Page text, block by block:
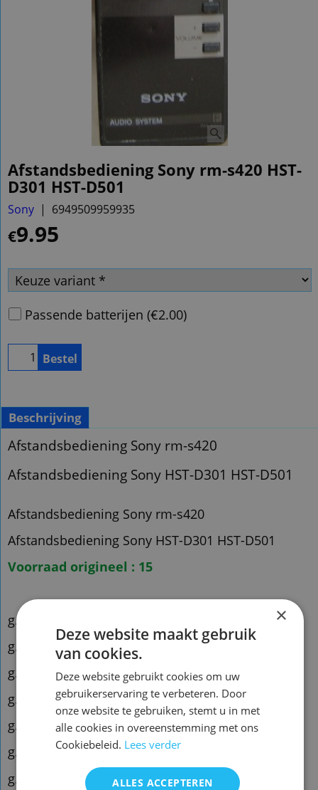
Afstandsbediening Sony rm-s420 HST-
D301 HST-D501
Sony 6949509959935
€9.95
Passende batterijen (€2.00)
Bestel
Beschrijving
Afstandsbediening Sony rm-s420
Afstandsbediening Sony HST-D301 HST-D501
Afstandsbediening Sony rm-s420
Afstandsbediening Sony HST-D301 HST-D501
Voorraad origineel : 15
g.qxx58
g.qxx72
g.qxx83
g.qmt66
g.qmt89
g.qght4 x2
g.qght2.zk
×
Deze website maakt gebruik
van cookies.
Deze website gebruikt cookies om uw
gebruikerservaring te verbeteren. Door
onze website te gebruiken, stemt u in met
alle cookies in overeenstemming met ons
Cookiebeleid. Lees verder
ALLES ACCEPTEREN